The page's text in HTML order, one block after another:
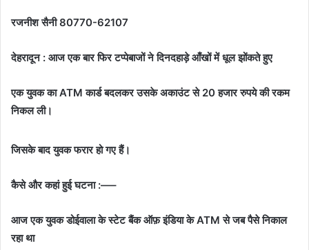
रजनीश सैनी 80770-62107
देहरादून : आज एक बार फिर टप्पेबाजों ने दिनदहाड़े आँखों में धूल झोंकते हुए
एक युवक का ATM कार्ड बदलकर उसके अकाउंट से 20 हजार रुपये की रकम
निकल ली।
जिसके बाद युवक फरार हो गए हैं।
कैसे और कहां हुई घटना :—–
आज एक युवक डोईवाला के स्टेट बैंक ऑफ़ इंडिया के ATM से जब पैसे निकाल
रहा था